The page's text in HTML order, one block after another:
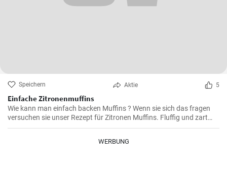
Speichern Aktie 5
Einfache Zitronenmuffins
Wie kann man einfach backen Muffins ? Wenn sie sich das fragen
versuchen sie unser Rezept für Zitronen Muffins. Fluffig und zart
voller Zitronenaroma zergehen sie auf der Zunge - Ihre Kinder und
WERBUNG